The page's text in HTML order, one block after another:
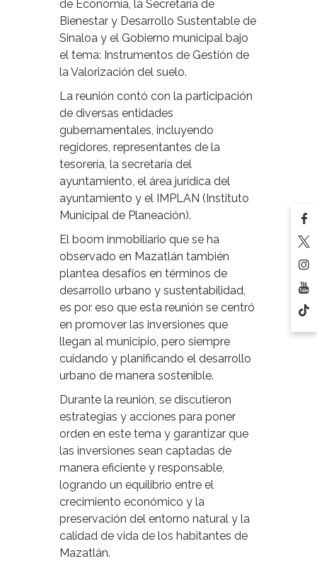
de Economía, la Secretaría de
Bienestar y Desarrollo Sustentable de
Sinaloa y el Gobierno municipal bajo
el tema: Instrumentos de Gestión de
la Valorización del suelo.
La reunión contó con la participación
de diversas entidades
gubernamentales, incluyendo
regidores, representantes de la
tesorería, la secretaría del
ayuntamiento, el área jurídica del
ayuntamiento y el IMPLAN (Instituto
Municipal de Planeación).
El boom inmobiliario que se ha
observado en Mazatlán también
plantea desafíos en términos de
desarrollo urbano y sustentabilidad,
es por eso que esta reunión se centró
en promover las inversiones que
llegan al municipio, pero siempre
cuidando y planificando el desarrollo
urbano de manera sostenible.
Durante la reunión, se discutieron
estrategias y acciones para poner
orden en este tema y garantizar que
las inversiones sean captadas de
manera eficiente y responsable,
logrando un equilibrio entre el
crecimiento económico y la
preservación del entorno natural y la
calidad de vida de los habitantes de
Mazatlán.